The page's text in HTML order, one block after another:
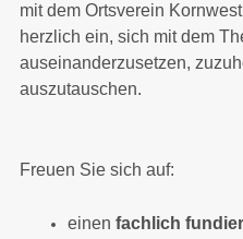
mit dem Ortsverein
herzlich ein, sich mit dem
auseinanderzusetzen,
auszutauschen.
Freuen Sie sich auf:
einen fachlich